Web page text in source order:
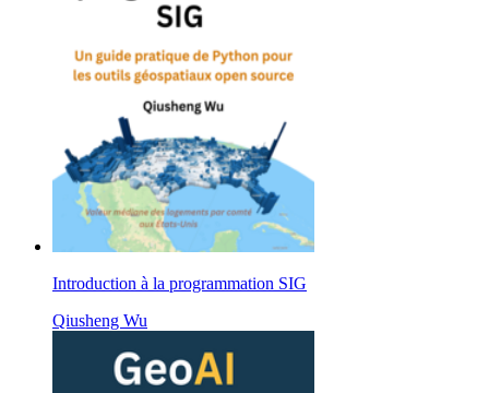
Introduction à la programmation SIG
Qiusheng Wu